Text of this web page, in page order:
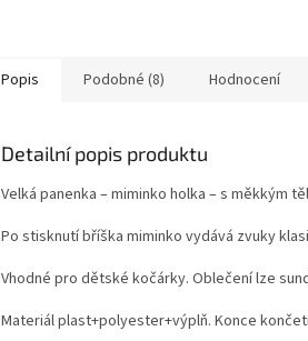
Popis Podobné (8) Hodnocení
Detailní popis produktu
Velká panenka – miminko holka – s měkkým
Po stisknutí bříška miminko vydává zvuky
Vhodné pro dětské kočárky. Oblečení lze
Materiál plast+polyester+výplň. Konce